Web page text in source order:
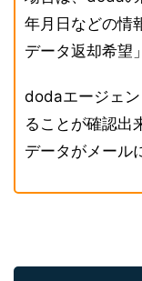
年月日などの情
データ返却希望
dodaエージェ
ることが確認出
データがメール